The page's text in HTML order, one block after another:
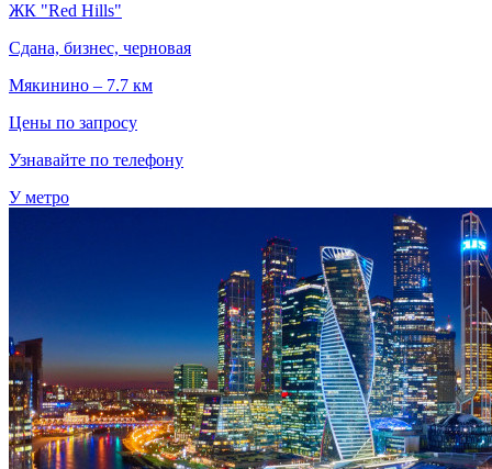
ЖК "Red Hills"
Сдана, бизнес, черновая
Мякинино – 7.7 км
Цены по запросу
Узнавайте по телефону
У метро